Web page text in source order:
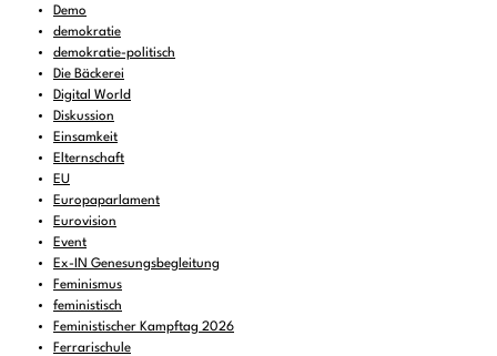
Demo
demokratie
demokratie-politisch
Die Bäckerei
Digital World
Diskussion
Einsamkeit
Elternschaft
EU
Europaparlament
Eurovision
Event
Ex-IN Genesungsbegleitung
Feminismus
feministisch
Feministischer Kampftag 2026
Ferrarischule